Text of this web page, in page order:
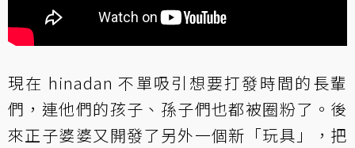
現在 hinadan 不單吸引想要打發時間的長輩
們，連他們的孩子、孫子們也都被圈粉了。後
來正子婆婆又開發了另外一個新「玩具」，把